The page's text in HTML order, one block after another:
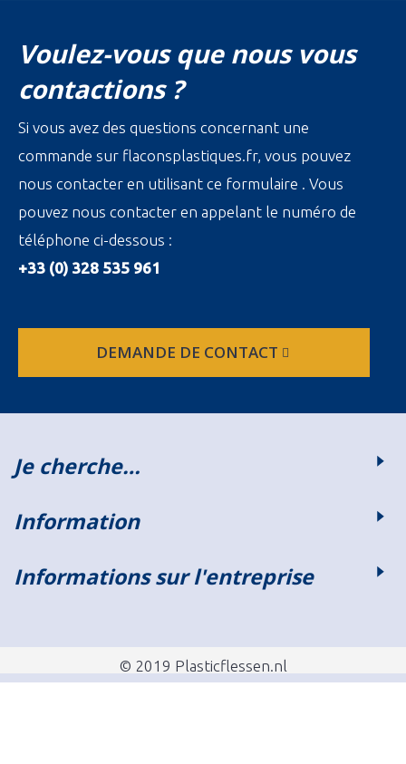
Voulez-vous que nous vous
contactions ?
Si vous avez des questions concernant une
commande sur flaconsplastiques.fr, vous pouvez
nous contacter en utilisant ce formulaire . Vous
pouvez nous contacter en appelant le numéro de
téléphone ci-dessous :
+33 (0) 328 535 961
DEMANDE DE CONTACT
Je cherche…
Information
Informations sur l'entreprise
© 2019 Plasticflessen.nl